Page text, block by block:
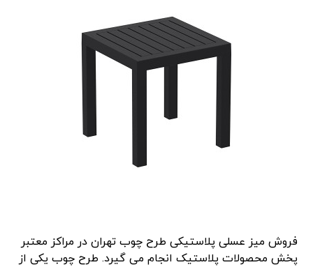
فروش میز عسلی پلاستیکی طرح چوب تهران در مراکز معتبر
پخش محصولات پلاستیک انجام می گیرد. طرح چوب یکی از